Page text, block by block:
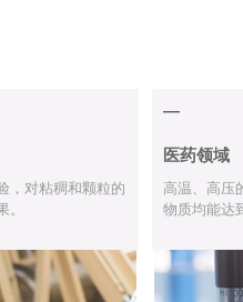
，对粘稠和颗粒的
—
医药领域
高温、高压
物质均能达